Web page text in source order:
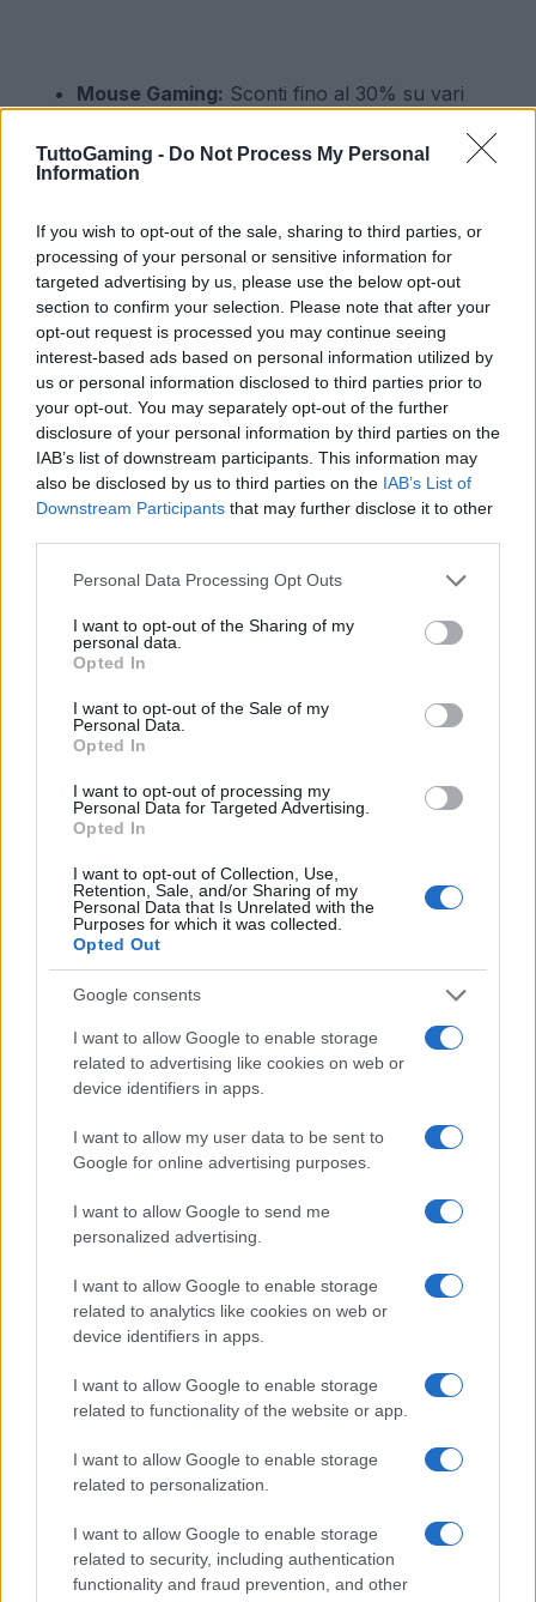
TuttoGaming - Do Not Process My Personal
Information
If you wish to opt-out of the sale, sharing to third parties, or
processing of your personal or sensitive information for
targeted advertising by us, please use the below opt-out
section to confirm your selection. Please note that after your
opt-out request is processed you may continue seeing
interest-based ads based on personal information utilized by
us or personal information disclosed to third parties prior to
your opt-out. You may separately opt-out of the further
disclosure of your personal information by third parties on the
IAB’s list of downstream participants. This information may
also be disclosed by us to third parties on the IAB’s List of
Downstream Participants that may further disclose it to other
Please note that this website/app uses one or more Google
not limited to your visit or usage behaviour. You may click to
grant or deny consent to Google and its third-party tags to
use your data for below specified purposes in below Google
consent section.
Personal Data Processing Opt Outs
I want to opt-out of the Sharing of my
personal data.
Opted In
I want to opt-out of the Sale of my
Personal Data.
Opted In
I want to opt-out of processing my
Personal Data for Targeted Advertising.
Opted In
I want to opt-out of Collection, Use,
Retention, Sale, and/or Sharing of my
Personal Data that Is Unrelated with the
Purposes for which it was collected.
Opted Out
Google consents
I want to allow Google to enable storage
related to advertising like cookies on web or
device identifiers in apps.
I want to allow my user data to be sent to
Google for online advertising purposes.
I want to allow Google to send me
personalized advertising.
I want to allow Google to enable storage
related to analytics like cookies on web or
device identifiers in apps.
I want to allow Google to enable storage
related to functionality of the website or app.
I want to allow Google to enable storage
related to personalization.
I want to allow Google to enable storage
related to security, including authentication
functionality and fraud prevention, and other
Mouse Gaming: Sconti fino al 30% su vari
Tastiere Meccaniche:Offerte imperdibili su
tastiere con retroilluminazione RGB.
microfoni di alta qualità.
Volanti da Corsa:Sconti significativi su modelli
con ritorno di forza.
Non lasciare che queste opportunità ti sfuggano:
potenzia il tuo setup gaming e porta le tue sessioni
di gioco a un livello superiore!
AUTORE
AiAdhubMedia
Continua a leggere
OpTic Gaming difende il titolo alla Esports World Cup
2026 con Black Ops 7